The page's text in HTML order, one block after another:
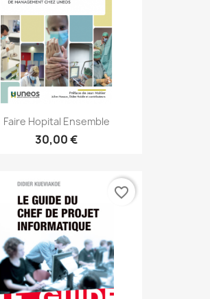
Faire Hopital Ensemble
30,00 €
favorite_border